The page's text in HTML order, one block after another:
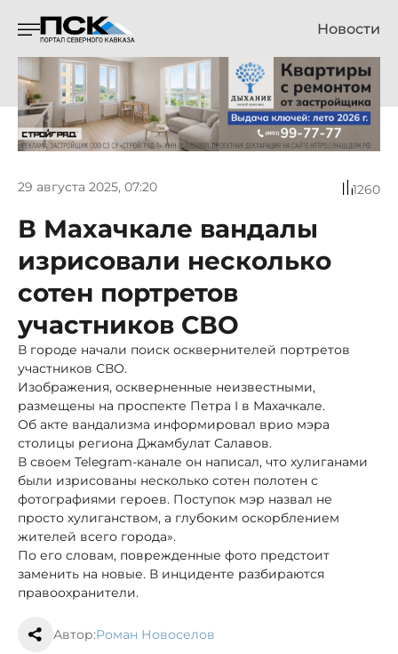
Новости
29 августа 2025, 07:20 1260
В Махачкале вандалы
изрисовали несколько
сотен портретов
участников СВО
В городе начали поиск осквернителей портретов
участников СВО.
Изображения, оскверненные неизвестными,
размещены на проспекте Петра I в Махачкале.
Об акте вандализма информировал врио мэра
столицы региона Джамбулат Салавов.
В своем Telegram-канале он написал, что хулиганами
были изрисованы несколько сотен полотен с
фотографиями героев. Поступок мэр назвал не
просто хулиганством, а глубоким оскорблением
жителей всего города».
По его словам, поврежденные фото предстоит
заменить на новые. В инциденте разбираются
правоохранители.
Автор:Роман Новоселов